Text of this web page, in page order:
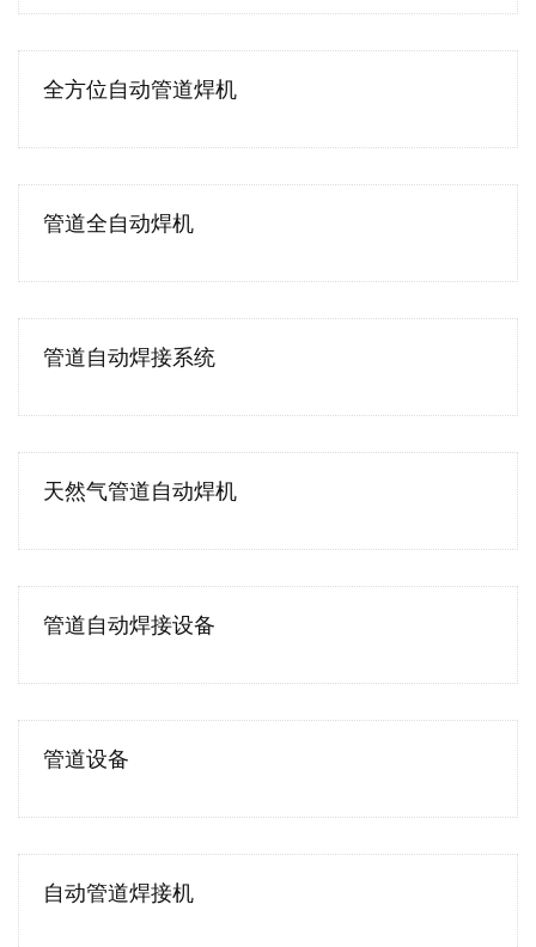
全方位自动管道焊机
管道全自动焊机
管道自动焊接系统
天然气管道自动焊机
管道自动焊接设备
管道设备
自动管道焊接机